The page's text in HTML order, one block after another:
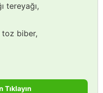
tereyağı,
toz biber,
Tıklayın